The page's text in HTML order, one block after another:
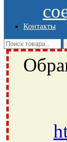
Контакты